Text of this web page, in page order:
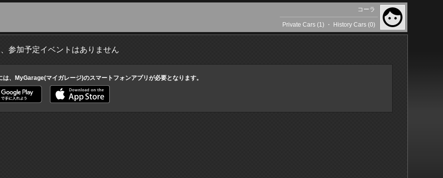
コーラ
Private Cars (1) ・ History Cars (0)
参加予定イベントはありません
は、MyGarage(マイガレージ)のスマートフォンアプリが必要となります。